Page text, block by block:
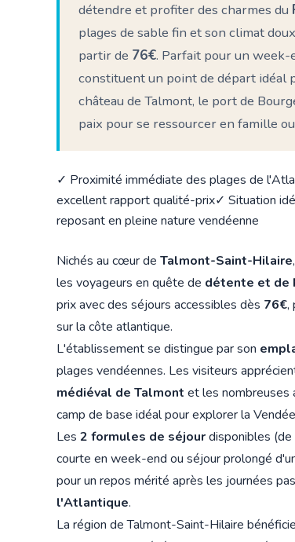
détendre et profiter des charmes du
plages de sable fin et son climat
partir de 76€. Parfait pour un week-
constituent un point de départ idéal
château de Talmont, le port de
paix pour se ressourcer en famille
✓ Proximité immédiate des plages de
excellent rapport qualité-prix✓ Situation
reposant en pleine nature vendéenne
Nichés au cœur de Talmont-Saint-Hilaire
les voyageurs en quête de détente et de
prix avec des séjours accessibles dès 76€,
sur la côte atlantique.
L'établissement se distingue par son
plages vendéennes. Les visiteurs
médiéval de Talmont et les nombreuses
camp de base idéal pour explorer la
Les 2 formules de séjourdisponibles
courte en week-end ou séjour prolongé
pour un repos mérité après les journées
l'Atlantique.
La région de Talmont-Saint-Hilaire